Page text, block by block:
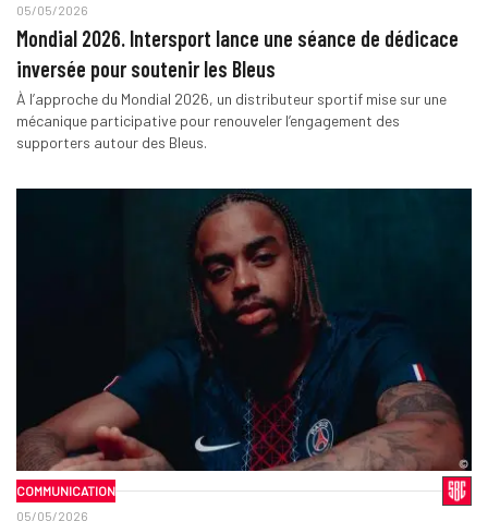
05/05/2026
Mondial 2026. Intersport lance une séance de dédicace
inversée pour soutenir les Bleus
À l’approche du Mondial 2026, un distributeur sportif mise sur une
mécanique participative pour renouveler l’engagement des
supporters autour des Bleus.
COMMUNICATION
05/05/2026